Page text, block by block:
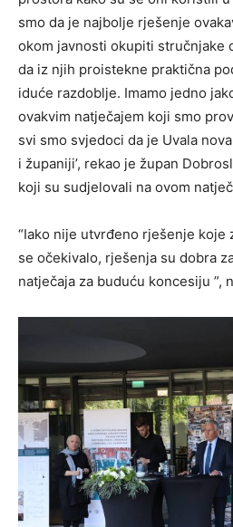
smo da je najbolje rješenje
okom javnosti okupiti stručnjake
da iz njih proistekne praktična
iduće razdoblje. Imamo jedno
ovakvim natječajem koji smo
svi smo svjedoci da je Uvala
i županiji’, rekao je župan
koji su sudjelovali na ovom
“Iako nije utvrđeno rješenje koje
se očekivalo, rješenja su dobra
natječaja za buduću koncesiju ”,